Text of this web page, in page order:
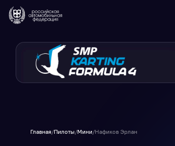
Главная/Пилоты/Мини/Нафиков Эрлан